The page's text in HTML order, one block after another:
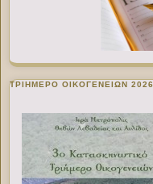
ΤΡΙΗΜΕΡΟ ΟΙΚΟΓΕΝΕΙΩΝ 2026